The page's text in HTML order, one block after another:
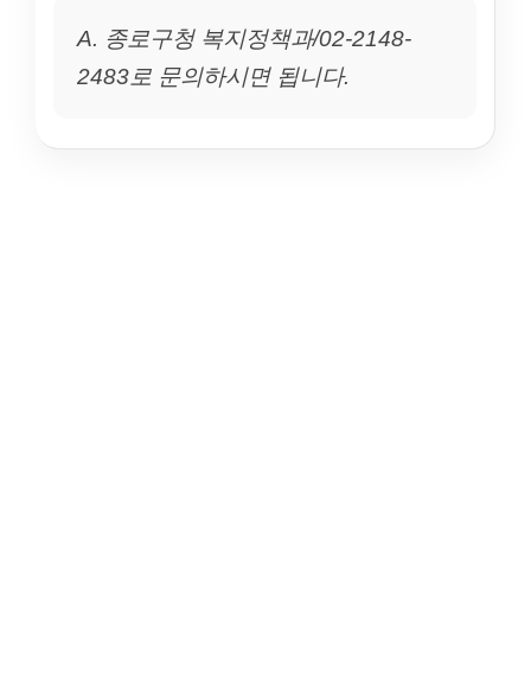
A. 종로구청 복지정책과/02-2148-
2483로 문의하시면 됩니다.